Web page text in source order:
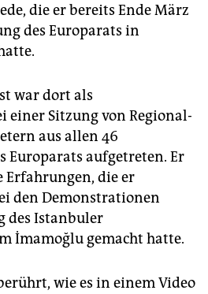
die er bereits Ende März
des Europarats in
war dort als
einer Sitzung von Regional-
aus allen 46
Europarats aufgetreten. Er
Erfahrungen, die er
den Demonstrationen
des Istanbuler
İmamoğlu gemacht hatte.
wie es in einem Video